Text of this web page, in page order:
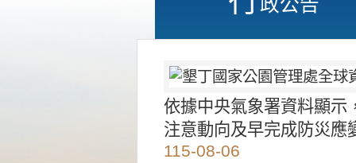
依據中央氣象署資料顯示
注意動向及早完成防災應
115-08-06